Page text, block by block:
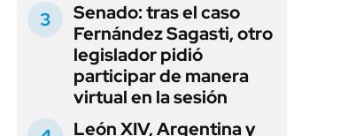
Senado: tras el caso
Fernández Sagasti, otro
legislador pidió
participar de manera
virtual en la sesión
León XIV, Argentina y